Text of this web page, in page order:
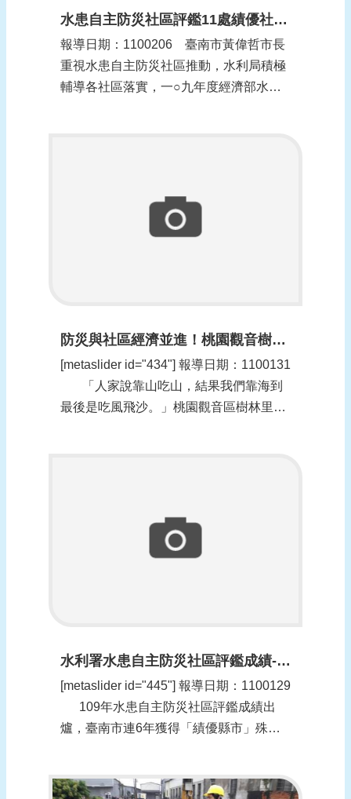
水患自主防災社區評鑑11處績優社區-南市紅榜祝賀(更新時間：1100206)
報導日期：1100206​​ 臺南市黃偉哲市長
重視水患自主防災社區推動，水利局積極
輔導各社區落實，一○九年度經濟部水利
防災與社區經濟並進！桃園觀音樹林里的生態滯洪機制(更新時間：1100201)
[metaslider id="434"] 報導日期：1100131​
「人家說靠山吃山，結果我們靠海到
最後是吃風飛沙。」桃園觀音區樹林里里
水利署水患自主防災社區評鑑成績-南市勇冠全臺(更新時間：1100201)
[metaslider id="445"] 報導日期：1100129​
109年水患自主防災社區評鑑成績出
爐，臺南市連6年獲得「績優縣市」殊
一。水利局說，今年度更擴編500萬元進